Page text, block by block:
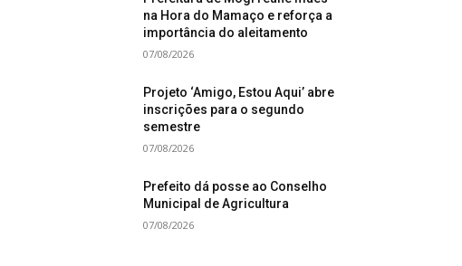
na Hora do Mamaço e reforça a
importância do aleitamento
07/08/2026
Projeto ‘Amigo, Estou Aqui’ abre
inscrições para o segundo
semestre
07/08/2026
Prefeito dá posse ao Conselho
Municipal de Agricultura
07/08/2026